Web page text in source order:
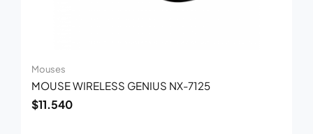
Mouses
MOUSE WIRELESS GENIUS NX-7125
$11.540